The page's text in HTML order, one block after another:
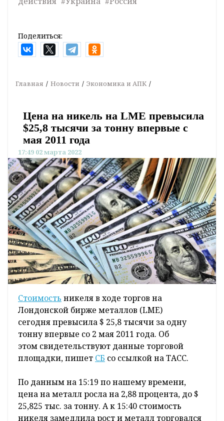
Поделиться:
Главная Новости Экономика и АПК
Цена на никель на LME превысила
$25,8 тысячи за тонну впервые с
мая 2011 года
17:49 02 марта 2022
Стоимость никеля в ходе торгов на
Лондонской бирже металлов (LME)
сегодня превысила $ 25,8 тысячи за одну
тонну впервые со 2 мая 2011 года. Об
этом свидетельствуют данные торговой
площадки, пишет СБ со ссылкой на ТАСС.
По данным на 15:19 по нашему времени,
цена на металл росла на 2,88 процента, до $
25,825 тыс. за тонну. А к 15:40 стоимость
никеля замедлила рост и металл торговался